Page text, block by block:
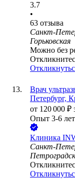
3.7
•
63 отзыва
Санкт-
Горьковская
Можно без
Врач
Петербург,
от 120 000 ₽
Опыт 3-6 лет
Клиника
Санкт-